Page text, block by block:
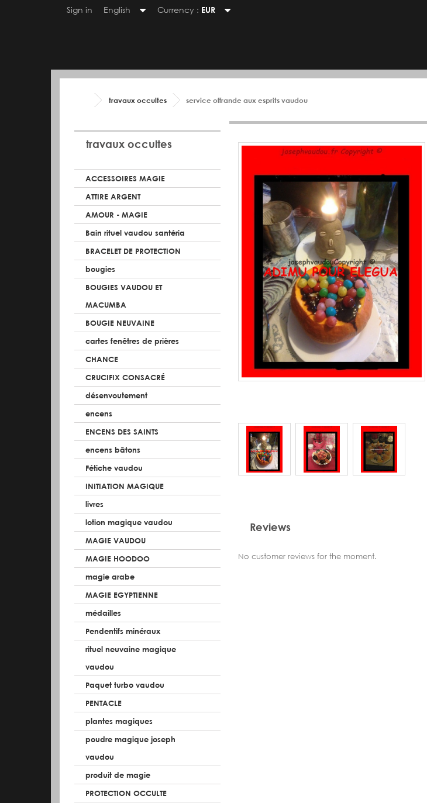
Sign in English Currency : EUR
travaux occultes service offrande aux esprits vaudou
travaux occultes
ACCESSOIRES MAGIE
ATTIRE ARGENT
AMOUR - MAGIE
Bain rituel vaudou santéria
BRACELET DE PROTECTION
bougies
BOUGIES VAUDOU ET
MACUMBA
BOUGIE NEUVAINE
cartes fenêtres de prières
CHANCE
CRUCIFIX CONSACRÉ
désenvoutement
encens
ENCENS DES SAINTS
encens bâtons
Fétiche vaudou
INITIATION MAGIQUE
livres
lotion magique vaudou
MAGIE VAUDOU
MAGIE HOODOO
magie arabe
MAGIE EGYPTIENNE
médailles
Pendentifs minéraux
rituel neuvaine magique
vaudou
Paquet turbo vaudou
PENTACLE
plantes magiques
poudre magique joseph
vaudou
produit de magie
PROTECTION OCCULTE
Reviews
No customer reviews for the moment.